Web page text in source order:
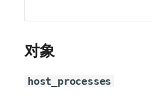
对象
host_processes